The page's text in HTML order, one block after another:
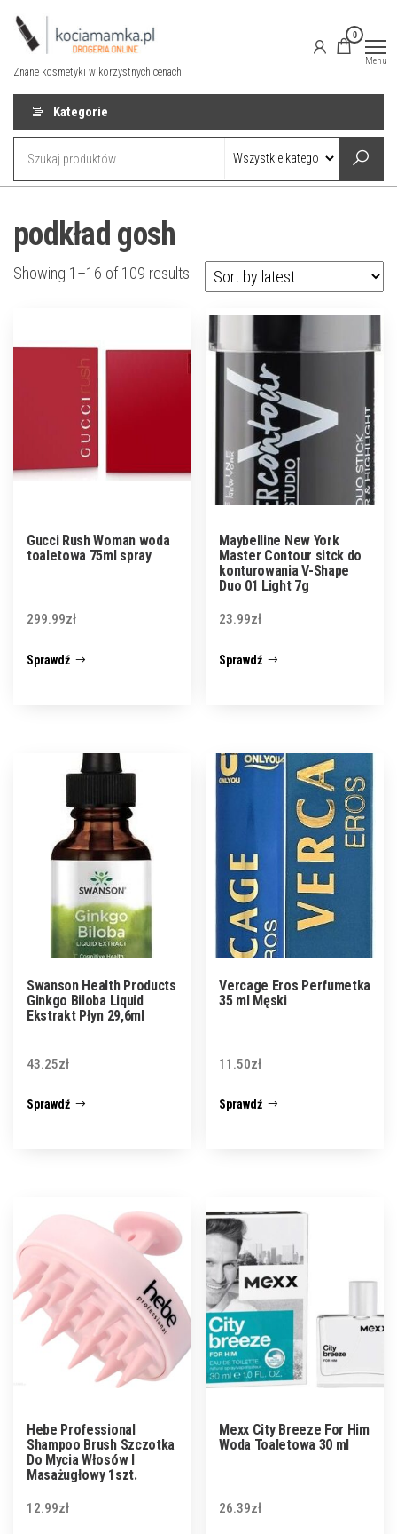
Przejdź
Znane kosmetyki w korzystnych cenach
0
Menu
Kategorie
podkład gosh
Showing 1–16 of 109 results
Gucci Rush Woman woda
toaletowa 75ml spray
299.99zł
Sprawdź
Maybelline New York
Master Contour sitck do
konturowania V-Shape
Duo 01 Light 7g
23.99zł
Sprawdź
Swanson Health Products
Ginkgo Biloba Liquid
Ekstrakt Płyn 29,6ml
43.25zł
Sprawdź
Vercage Eros Perfumetka
35 ml Męski
11.50zł
Sprawdź
Hebe Professional
Shampoo Brush Szczotka
Do Mycia Włosów I
Masażugłowy 1szt.
12.99zł
Mexx City Breeze For Him
Woda Toaletowa 30 ml
26.39zł